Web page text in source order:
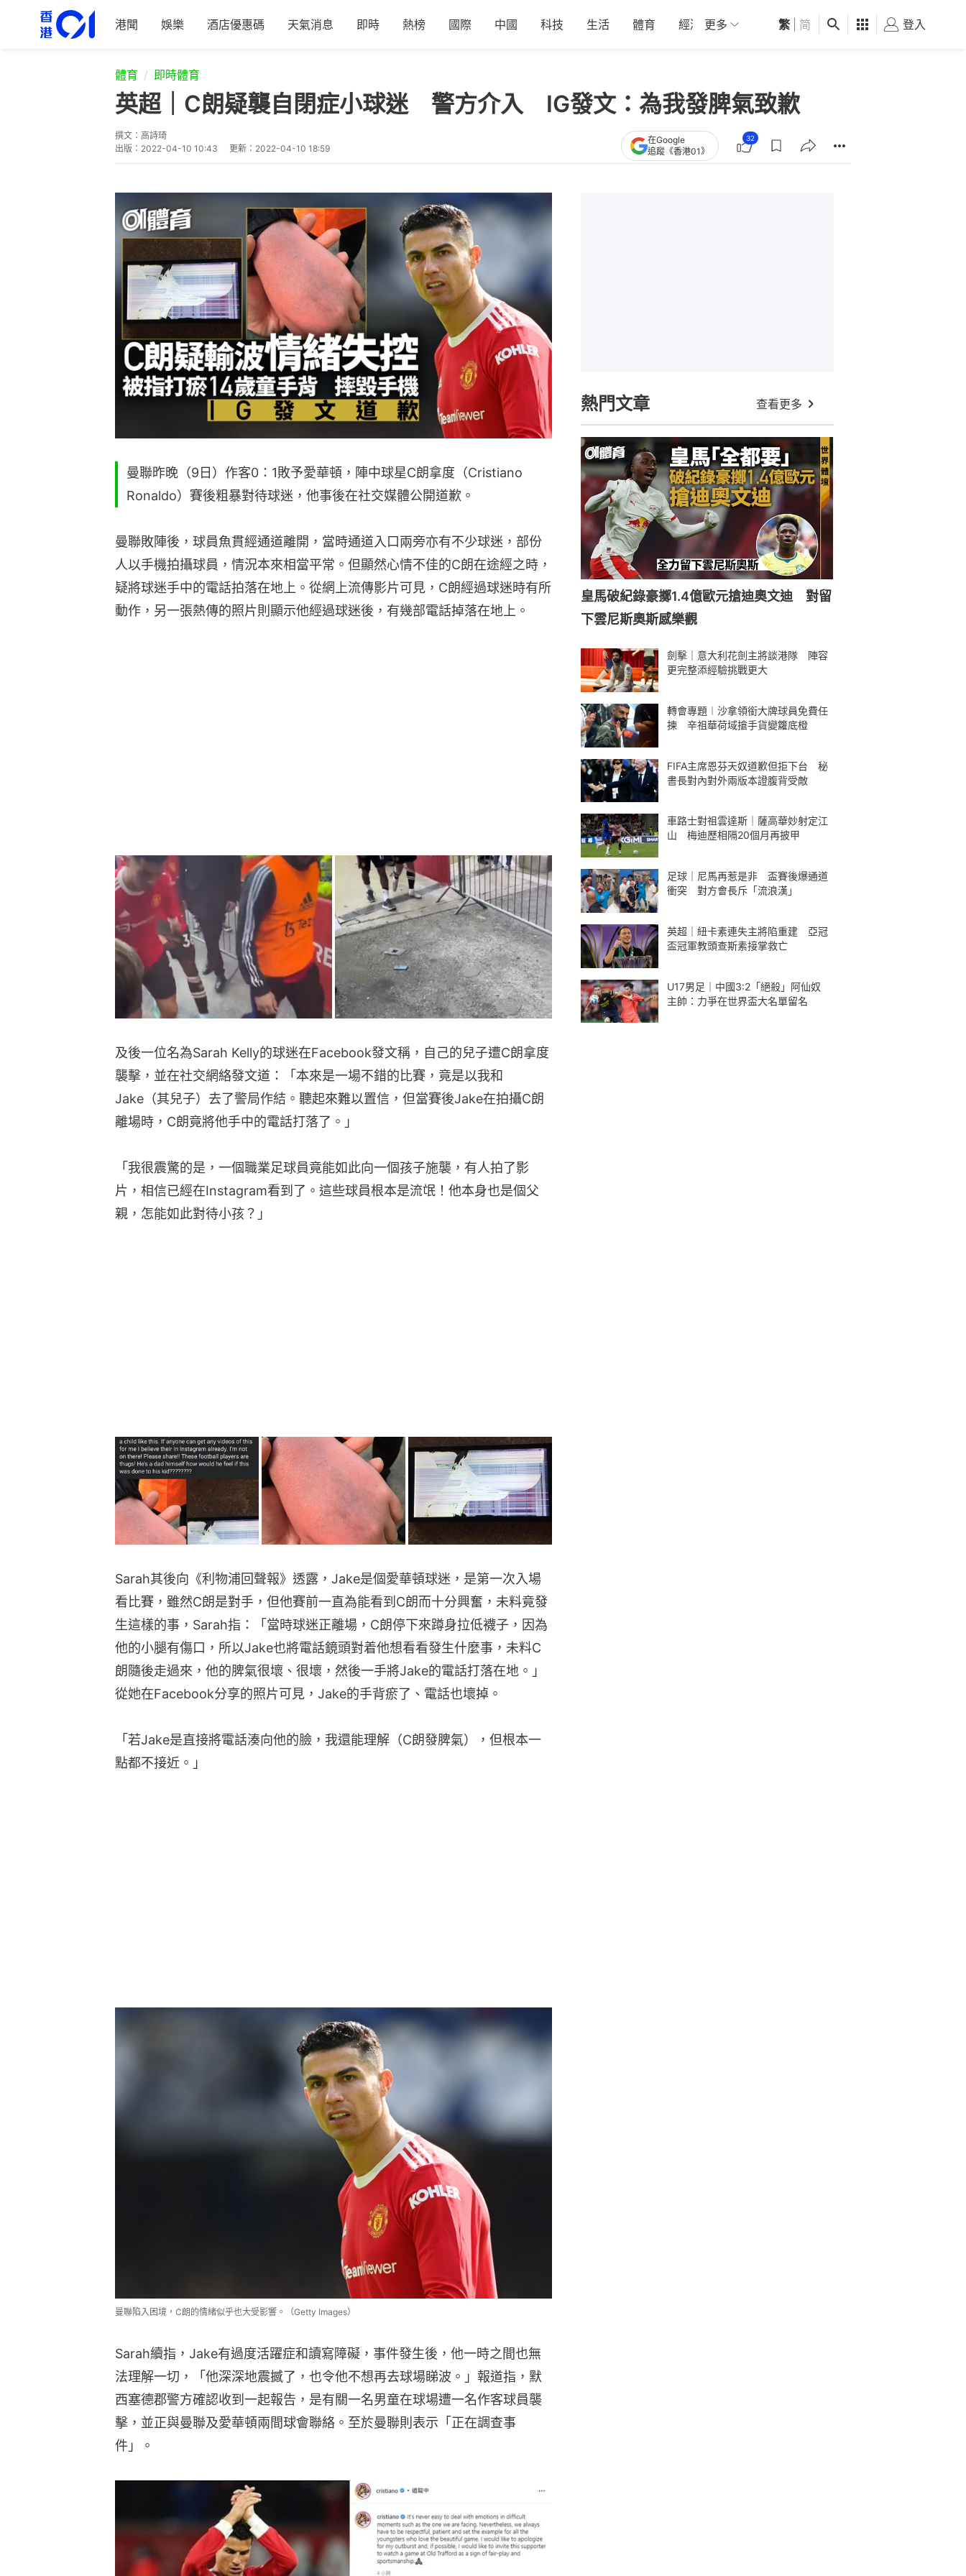
港聞 娛樂 酒店優惠碼 天氣消息 即時 熱榜 國際 中國 科技 生活 體育 經濟 01深圳 觀點 健康 好食玩飛
更多 繁 简 登入
體育 即時體育
英超｜C朗疑襲自閉症小球迷 警方介入 IG發文：為我發脾氣致歉
撰文： 高詩琦
出版： 2022-04-10 10:43 更新： 2022-04-10 18:59
在Google
追蹤《香港01》
32
曼聯昨晚（9日）作客0：1敗予愛華頓，陣中球星C朗拿度（Cristiano
Ronaldo）賽後粗暴對待球迷，他事後在社交媒體公開道歉。
曼聯敗陣後，球員魚貫經通道離開，當時通道入口兩旁亦有不少球迷，部份
人以手機拍攝球員，情況本來相當平常。但顯然心情不佳的C朗在途經之時，
疑將球迷手中的電話拍落在地上。從網上流傳影片可見，C朗經過球迷時有所
動作，另一張熱傳的照片則顯示他經過球迷後，有幾部電話掉落在地上。
及後一位名為Sarah Kelly的球迷在Facebook發文稱，自己的兒子遭C朗拿度
襲擊，並在社交網絡發文道：「本來是一場不錯的比賽，竟是以我和
Jake（其兒子）去了警局作結。聽起來難以置信，但當賽後Jake在拍攝C朗
離場時，C朗竟將他手中的電話打落了。」
「我很震驚的是，一個職業足球員竟能如此向一個孩子施襲，有人拍了影
片，相信已經在Instagram看到了。這些球員根本是流氓！他本身也是個父
親，怎能如此對待小孩？」
Sarah其後向《利物浦回聲報》透露，Jake是個愛華頓球迷，是第一次入場
看比賽，雖然C朗是對手，但他賽前一直為能看到C朗而十分興奮，未料竟發
生這樣的事，Sarah指：「當時球迷正離場，C朗停下來蹲身拉低襪子，因為
他的小腿有傷口，所以Jake也將電話鏡頭對着他想看看發生什麼事，未料C
朗隨後走過來，他的脾氣很壞、很壞，然後一手將Jake的電話打落在地。」
從她在Facebook分享的照片可見，Jake的手背瘀了、電話也壞掉。
「若Jake是直接將電話湊向他的臉，我還能理解（C朗發脾氣），但根本一
點都不接近。」
曼聯陷入困境，C朗的情緒似乎也大受影響。（Getty Images）
Sarah續指，Jake有過度活躍症和讀寫障礙，事件發生後，他一時之間也無
法理解一切，「他深深地震撼了，也令他不想再去球場睇波。」報道指，默
西塞德郡警方確認收到一起報告，是有關一名男童在球場遭一名作客球員襲
擊，並正與曼聯及愛華頓兩間球會聯絡。至於曼聯則表示「正在調查事
件」。
熱門文章 查看更多
皇馬破紀錄豪擲1.4億歐元搶迪奧文迪 對留
下雲尼斯奧斯感樂觀
劍擊｜意大利花劍主將談港隊 陣容
更完整添經驗挑戰更大
轉會專題︱沙拿領銜大牌球員免費任
揀 辛祖華荷域搶手貨變籮底橙
FIFA主席恩芬天奴道歉但拒下台 秘
書長對內對外兩版本證腹背受敵
車路士對祖雲達斯｜薩高華妙射定江
山 梅迪歷相隔20個月再披甲
足球｜尼馬再惹是非 盃賽後爆通道
衝突 對方會長斥「流浪漢」
英超｜紐卡素連失主將陷重建 亞冠
盃冠軍教頭查斯素接掌救亡
U17男足｜中國3:2「絕殺」阿仙奴
主帥：力爭在世界盃大名單留名